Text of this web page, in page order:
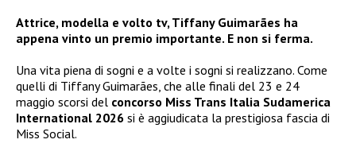
Attrice, modella e volto tv, Tiffany Guimarães ha
appena vinto un premio importante. E non si ferma.
Una vita piena di sogni e a volte i sogni si realizzano. Come
quelli di Tiffany Guimarães, che alle finali del 23 e 24
maggio scorsi del concorso Miss Trans Italia Sudamerica
International 2026 si è aggiudicata la prestigiosa fascia di
Miss Social.